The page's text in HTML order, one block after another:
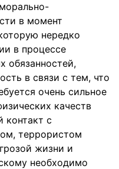
в момент
нередко
в процессе
обязанностей,
в связи с тем, что
очень сильное
качеств
контакт с
террористом
жизни и
необходимо